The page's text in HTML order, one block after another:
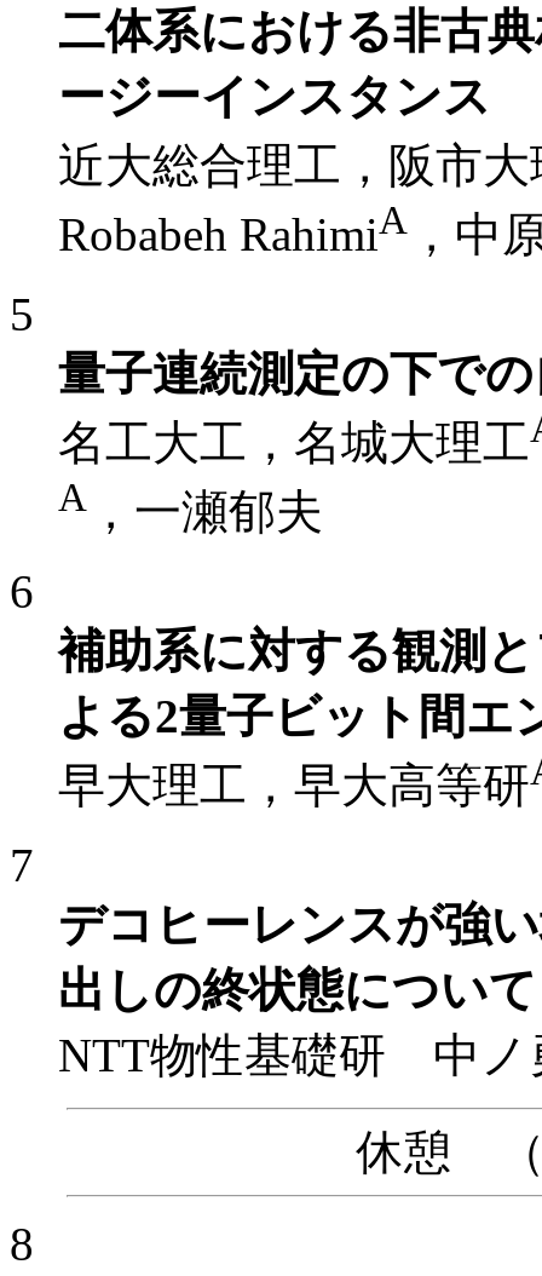
二体系における非古
ージーインスタンス
近大総合理工，阪市大
Robabeh RahimiA ，中
5
量子連続測定の下で
名工大工，名城大理工
A ，一瀬郁夫
6
補助系に対する観測
よる2量子ビット間エ
早大理工，早大高等研
7
デコヒーレンスが強
出しの終状態について
NTT物性基礎研 中ノ
休憩 （
8